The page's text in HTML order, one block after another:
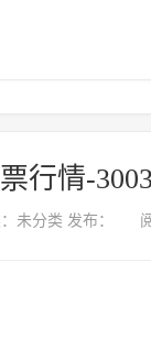
行情-
未分类 发布：